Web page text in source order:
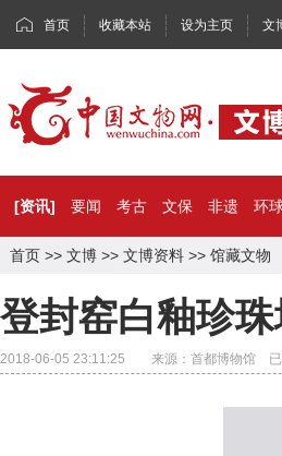
首页 收藏本站 设为主页 文
[资讯] 要闻 考古 文保 非遗 环
首页 >> 文博 >> 文博资料 >> 馆藏文物
登封窑白釉珍
2018-06-05 23:11:25 来源：首都博物馆 已